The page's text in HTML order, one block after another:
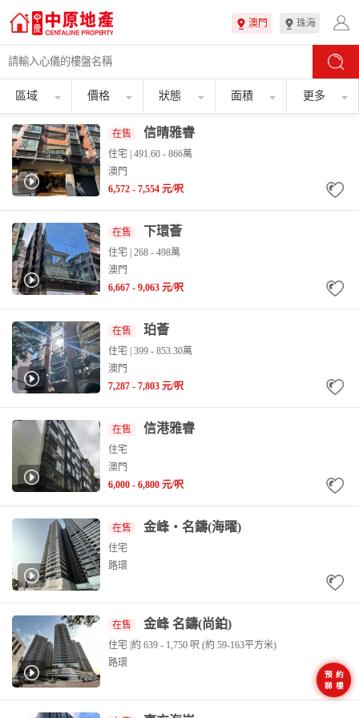
澳門 珠海
區域 價格 狀態 面積 更多
在售 信晴雅睿
住宅 | 491.60 - 866萬
澳門
6,572 - 7,554 元/呎
在售 下環薈
住宅 | 268 - 498萬
澳門
6,667 - 9,063 元/呎
在售 珀薈
住宅 | 399 - 853.30萬
澳門
7,287 - 7,803 元/呎
在售 信港雅睿
住宅
澳門
6,000 - 6,800 元/呎
在售 金峰‧名鑄(海曜)
住宅
路環
在售 金峰 名鑄(尚鉑)
住宅 |約 639 - 1,750 呎 (約 59-163平方米)
路環
預約
睇樓